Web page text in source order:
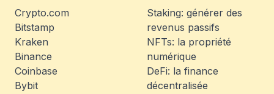
Crypto.com
Bitstamp
Kraken
Binance
Coinbase
Bybit
Staking: générer des
revenus passifs
NFTs: la propriété
numérique
DeFi: la finance
décentralisée